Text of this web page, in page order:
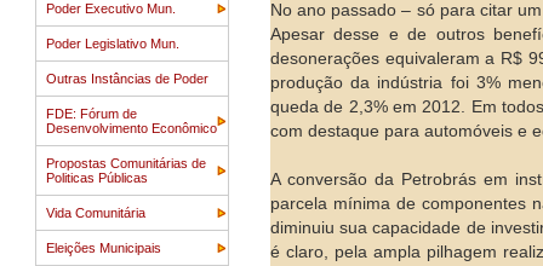
Poder Executivo Mun.
Poder Legislativo Mun.
Outras Instâncias de Poder
FDE: Fórum de
Desenvolvimento Econômico
Propostas Comunitárias de
Politicas Públicas
Vida Comunitária
Eleições Municipais
No ano passado – só para citar
Apesar desse e de outros
desonerações equivaleram a R$
produção da indústria foi 3%
queda de 2,3% em 2012. Em
com destaque para automóveis e
A conversão da Petrobrás em
parcela mínima de componentes
diminuiu sua capacidade de
é claro, pela ampla pilhagem